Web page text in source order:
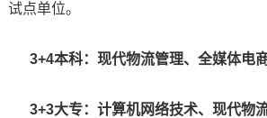
试点单位。
3+4本科：现代物流管理、全媒体电
3+3大专：计算机网络技术、现代物